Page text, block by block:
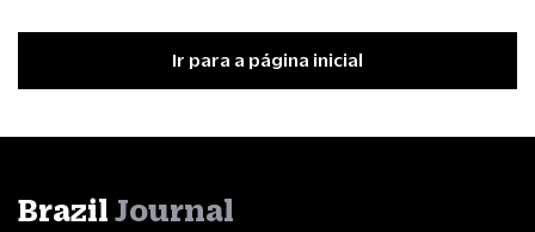
Ir para a página inicial
Brazil Journal